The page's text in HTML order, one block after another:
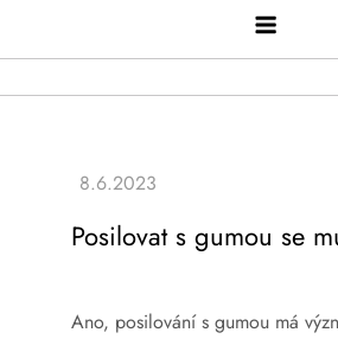
Posilovat s gumou se
Ano, posilování s gumou má